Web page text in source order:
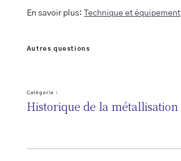
En savoir plus: Technique et équipement
Autres questions
Catégorie :
Historique de la métallisation